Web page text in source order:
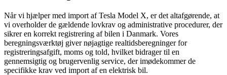
Når vi hjælper med import af Tesla Model X, er det altafgørende, at
vi overholder de gældende lovkrav og administrative procedurer, der
sikrer en korrekt registrering af bilen i Danmark. Vores
beregningsværktøj giver nøjagtige realtidsberegninger for
registreringsafgift, moms og told, hvilket bidrager til en
gennemsigtig og brugervenlig service, der imødekommer de
specifikke krav ved import af en elektrisk bil.